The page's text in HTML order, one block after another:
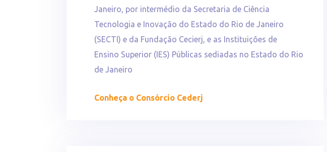
Janeiro, por intermédio da Secretaria de Ciência
Tecnologia e Inovação do Estado do Rio de Janeiro
(SECTI) e da Fundação Cecierj, e as Instituições de
Ensino Superior (IES) Públicas sediadas no Estado do Rio
de Janeiro
Conheça o Consórcio Cederj